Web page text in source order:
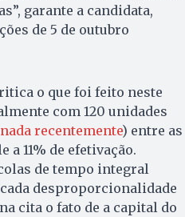
garante a candidata,
de 5 de outubro
o que foi feito neste
com 120 unidades
recentemente) entre as
a 11% de efetivação.
de tempo integral
desproporcionalidade
cita o fato de a capital do